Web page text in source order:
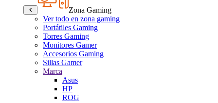
Zona Gaming
Ver todo en zona gaming
Portátiles Gaming
Torres Gaming
Monitores Gamer
Accesorios Gaming
Sillas Gamer
Marca
Asus
HP
ROG